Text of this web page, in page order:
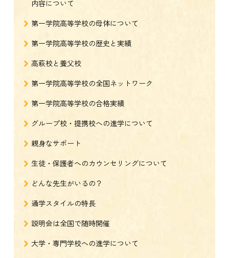
内容について
第一学院高等学校の母体について
第一学院高等学校の歴史と実績
高萩校と養父校
第一学院高等学校の全国ネットワーク
第一学院高等学校の合格実績
グループ校・提携校への進学について
親身なサポート
生徒・保護者へのカウンセリングについて
どんな先生がいるの？
通学スタイルの特長
説明会は全国で随時開催
大学・専門学校への進学について